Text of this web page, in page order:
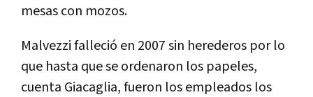
mesas con mozos.
Malvezzi falleció en 2007 sin herederos por lo
que hasta que se ordenaron los papeles,
cuenta Giacaglia, fueron los empleados los